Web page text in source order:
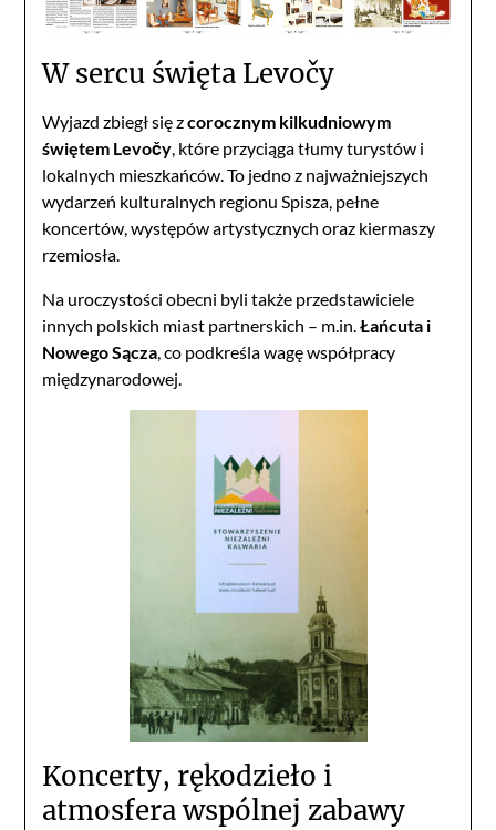
W sercu święta Levočy
Wyjazd zbiegł się zcorocznym kilkudniowym
świętem Levočy, które przyciąga tłumy turystów i
lokalnych mieszkańców. To jedno z najważniejszych
wydarzeń kulturalnych regionu Spisza, pełne
koncertów, występów artystycznych oraz kiermaszy
rzemiosła.
Na uroczystości obecni byli także przedstawiciele
innych polskich miast partnerskich – m.in.Łańcuta i
Nowego Sącza, co podkreśla wagę współpracy
międzynarodowej.
Koncerty, rękodzieło i
atmosfera wspólnej zabawy